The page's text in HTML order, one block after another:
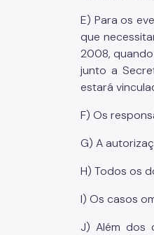
E) Para os
que
2008,
junto a
estará
F) Os
G) A
H) Todos os
I) Os casos
J) Além dos